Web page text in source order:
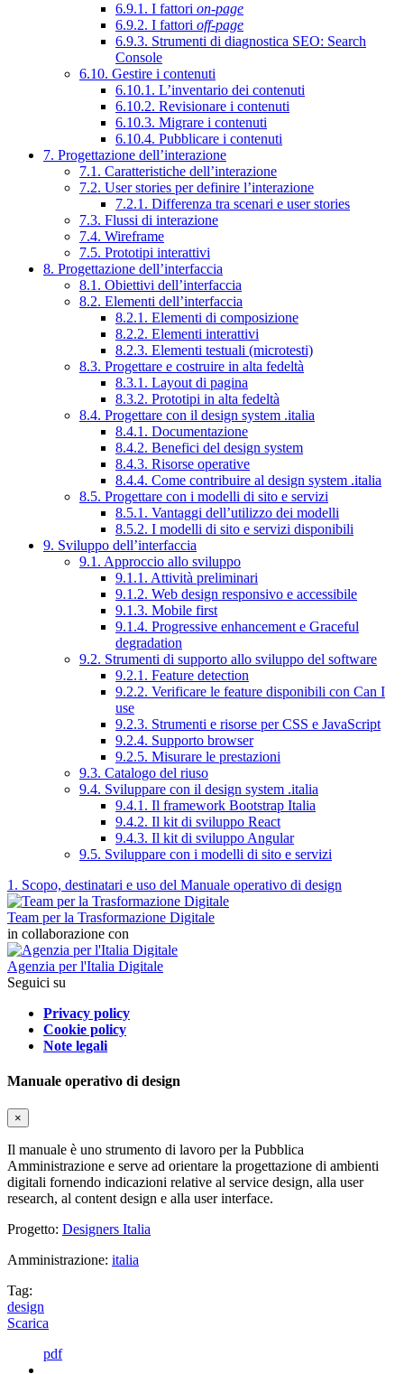
6.9.1. I fattori on-page
6.9.2. I fattori off-page
6.9.3. Strumenti di diagnostica SEO: Search
Console
6.10. Gestire i contenuti
6.10.1. L’inventario dei contenuti
6.10.2. Revisionare i contenuti
6.10.3. Migrare i contenuti
6.10.4. Pubblicare i contenuti
7. Progettazione dell’interazione
7.1. Caratteristiche dell’interazione
7.2. User stories per definire l’interazione
7.2.1. Differenza tra scenari e user stories
7.3. Flussi di interazione
7.4. Wireframe
7.5. Prototipi interattivi
8. Progettazione dell’interfaccia
8.1. Obiettivi dell’interfaccia
8.2. Elementi dell’interfaccia
8.2.1. Elementi di composizione
8.2.2. Elementi interattivi
8.2.3. Elementi testuali (microtesti)
8.3. Progettare e costruire in alta fedeltà
8.3.1. Layout di pagina
8.3.2. Prototipi in alta fedeltà
8.4. Progettare con il design system .italia
8.4.1. Documentazione
8.4.2. Benefici del design system
8.4.3. Risorse operative
8.4.4. Come contribuire al design system .italia
8.5. Progettare con i modelli di sito e servizi
8.5.1. Vantaggi dell’utilizzo dei modelli
8.5.2. I modelli di sito e servizi disponibili
9. Sviluppo dell’interfaccia
9.1. Approccio allo sviluppo
9.1.1. Attività preliminari
9.1.2. Web design responsivo e accessibile
9.1.3. Mobile first
9.1.4. Progressive enhancement e Graceful
degradation
9.2. Strumenti di supporto allo sviluppo del software
9.2.1. Feature detection
9.2.2. Verificare le feature disponibili con Can I
use
9.2.3. Strumenti e risorse per CSS e JavaScript
9.2.4. Supporto browser
9.2.5. Misurare le prestazioni
9.3. Catalogo del riuso
9.4. Sviluppare con il design system .italia
9.4.1. Il framework Bootstrap Italia
9.4.2. Il kit di sviluppo React
9.4.3. Il kit di sviluppo Angular
9.5. Sviluppare con i modelli di sito e servizi
1. Scopo, destinatari e uso del Manuale operativo di design
Team per la Trasformazione Digitale
in collaborazione con
Agenzia per l'Italia Digitale
Seguici su
Privacy policy
Cookie policy
Note legali
Manuale operativo di design
×
Il manuale è uno strumento di lavoro per la Pubblica
Amministrazione e serve ad orientare la progettazione di ambienti
digitali fornendo indicazioni relative al service design, alla user
research, al content design e alla user interface.
Progetto: Designers Italia
Amministrazione: italia
Tag:
design
Scarica
pdf